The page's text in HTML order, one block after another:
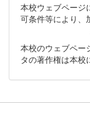
本校ウェブページ
可条件等により、
本校のウェブペー
タの著作権は本校